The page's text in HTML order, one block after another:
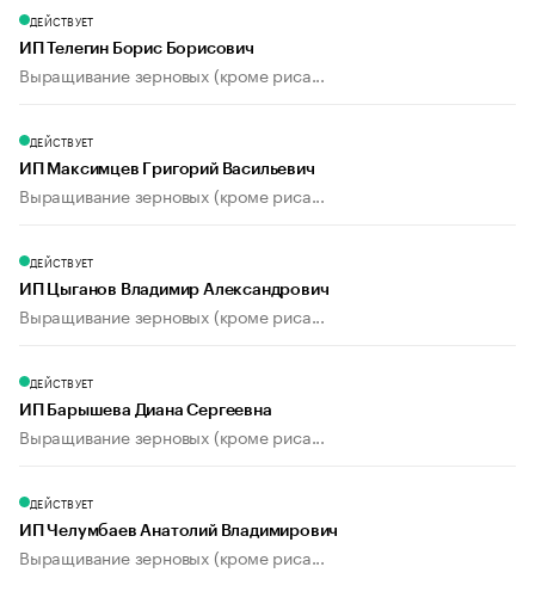
ДЕЙСТВУЕТ
ИП Телегин Борис Борисович
Выращивание зерновых (кроме риса...
ДЕЙСТВУЕТ
ИП Максимцев Григорий Васильевич
Выращивание зерновых (кроме риса...
ДЕЙСТВУЕТ
ИП Цыганов Владимир Александрович
Выращивание зерновых (кроме риса...
ДЕЙСТВУЕТ
ИП Барышева Диана Сергеевна
Выращивание зерновых (кроме риса...
ДЕЙСТВУЕТ
ИП Челумбаев Анатолий Владимирович
Выращивание зерновых (кроме риса...